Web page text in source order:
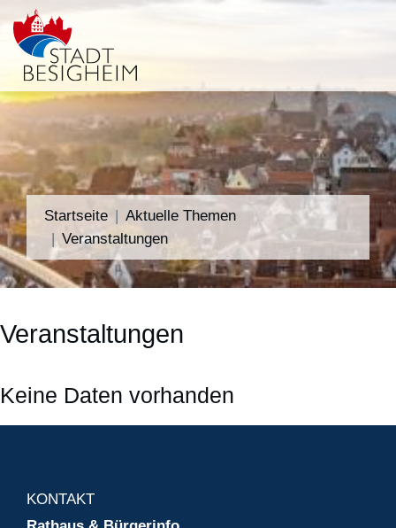
Startseite
Aktuelle Themen
Veranstaltungen
Veranstaltungen
Keine Daten vorhanden
KONTAKT